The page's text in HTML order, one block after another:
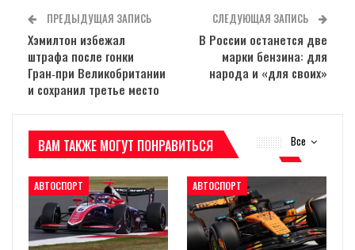
ПРЕДЫДУЩАЯ ЗАПИСЬ
Хэмилтон избежал
штрафа после гонки
Гран‑при Великобритании
и сохранил третье место
СЛЕДУЮЩАЯ ЗАПИСЬ
В России останется две
марки бензина: для
народа и «для своих»
Все
ВАМ ТАКЖЕ МОГУТ ПОНРАВИТЬСЯ
АВТОСПОРТ АВТОСПОРТ